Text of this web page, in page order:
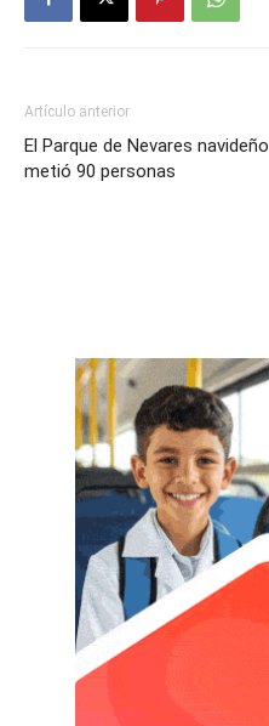
Artículo anterior
El Parque de Nevares navideño
metió 90 personas